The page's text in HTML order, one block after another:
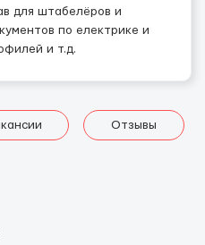
для штабелёров и
по електрике и
и т.д.
Отзывы